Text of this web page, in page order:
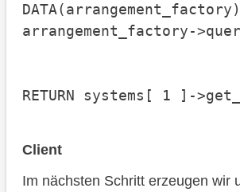
arrangement_factory-
IMPORTING
RETURN systems[ 1 ]-
Client
Im nächsten Schritt erzeugen wir